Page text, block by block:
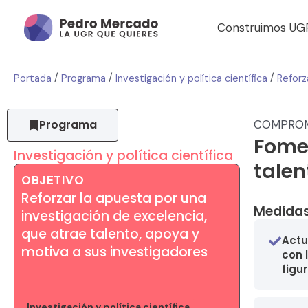
Construimos
Portada / Programa / Investigación y política científica /
Programa
Investigación y política científica
OBJETIVO
Reforzar la apuesta por una
investigación de excelencia,
que atrae talento, apoya y
motiva a sus investigadores
con